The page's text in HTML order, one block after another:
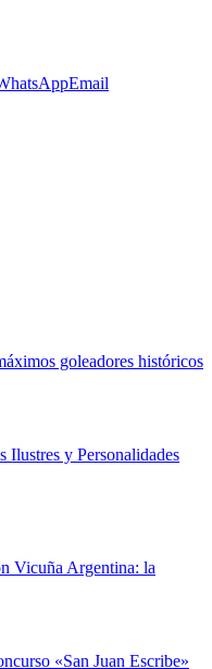
Email
goleadores históricos
Ilustres y Personalidades
Vicuña Argentina: la
«San Juan Escribe»